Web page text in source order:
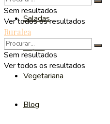
Saladas
Sopas
Vegetariana
Blog
Sem resultados
Ver todos os resultados
Ruralea
Sem resultados
Ver todos os resultados